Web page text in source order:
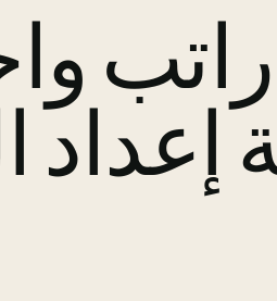
راتب
إعداد